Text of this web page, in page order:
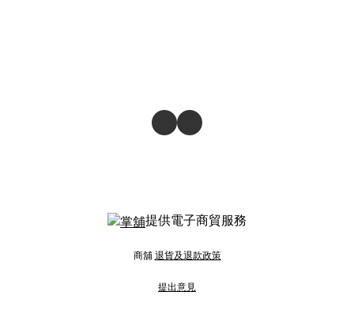
提供電子商貿服務
商舖 退貨及退款政策
提出意見